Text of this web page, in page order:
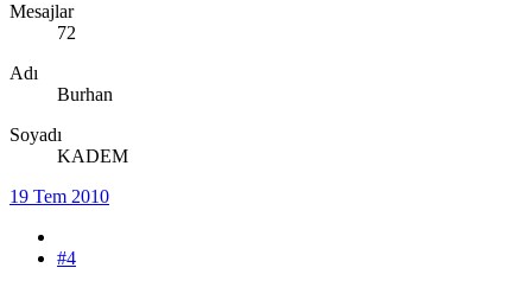
Mesajlar
72
Adı
Burhan
Soyadı
KADEM
19 Tem 2010
#4